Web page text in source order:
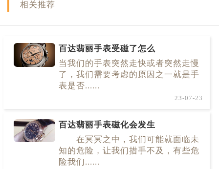
相关推荐
百达翡丽手表受磁了怎么
当我们的手表突然走快或者突然走慢
了，我们需要考虑的原因之一就是手
表是否......
23-07-23
百达翡丽手表磁化会发生
在冥冥之中，我们可能就面临未
知的危险，让我们措手不及，有些危
险我们......